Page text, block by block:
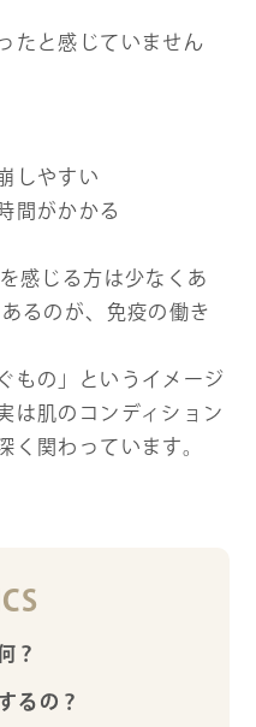
たと感じていません
しやすい
間がかかる
感じる方は少なくあ
るのが、免疫の働き
もの」というイメージ
は肌のコンディション
く関わっています。
？
るの？